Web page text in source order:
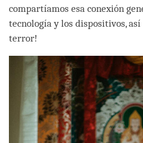
compartíamos esa conexión
tecnología y los dispositivos,
terror!